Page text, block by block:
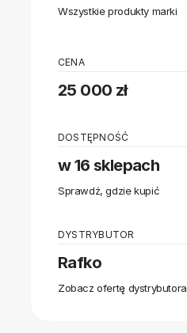
Wszystkie produkty marki
CENA
25 000 zł
DOSTĘPNOŚĆ
w 16 sklepach
Sprawdź, gdzie kupić
DYSTRYBUTOR
Rafko
Zobacz ofertę dystrybutora